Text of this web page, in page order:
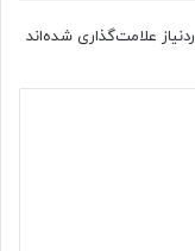
علامت‌گذاری شده‌اند